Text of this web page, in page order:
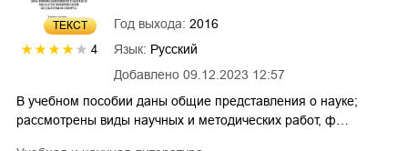
ТЕКСТ
4
Добавлено 09.12.2023 12:57
Год выхода: 2016
Язык: Русский
В учебном пособии даны общие представления о науке;
рассмотрены виды научных и методических работ, ф…